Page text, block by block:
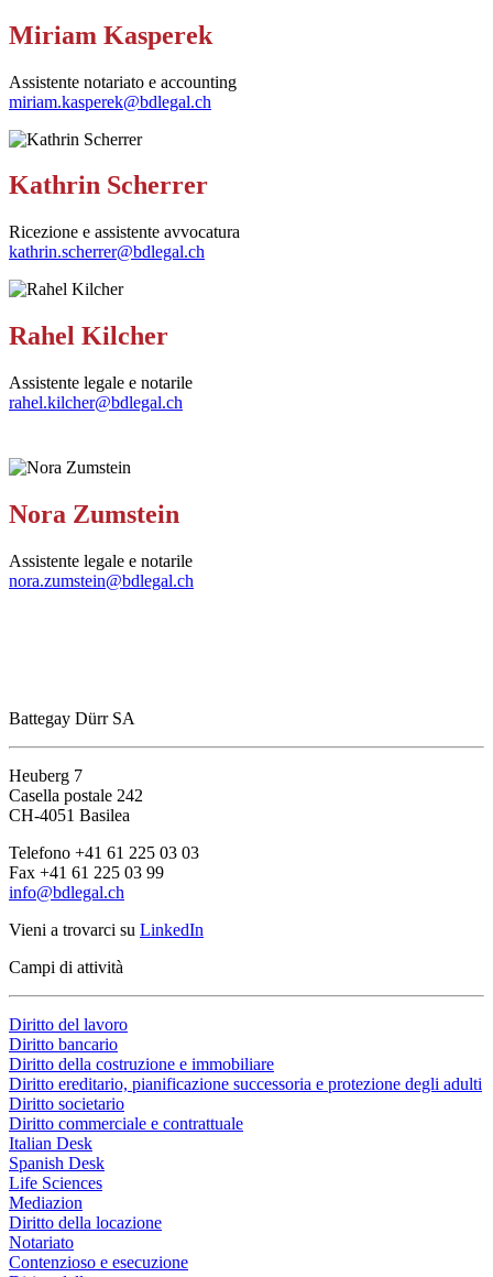
Miriam Kasperek
Assistente notariato e accounting
miriam.kasperek@bdlegal.ch
Kathrin Scherrer
Ricezione e assistente avvocatura
kathrin.scherrer@bdlegal.ch
Rahel Kilcher
Assistente legale e notarile
rahel.kilcher@bdlegal.ch
Nora Zumstein
Assistente legale e notarile
nora.zumstein@bdlegal.ch
Battegay Dürr SA
Heuberg 7
Casella postale 242
CH-4051 Basilea
Telefono +41 61 225 03 03
Fax +41 61 225 03 99
info@bdlegal.ch
Vieni a trovarci su LinkedIn
Campi di attività
Diritto del lavoro
Diritto bancario
Diritto della costruzione e immobiliare
Diritto ereditario, pianificazione successoria e protezione degli adulti
Diritto societario
Diritto commerciale e contrattuale
Italian Desk
Spanish Desk
Life Sciences
Mediazion
Diritto della locazione
Notariato
Contenzioso e esecuzione